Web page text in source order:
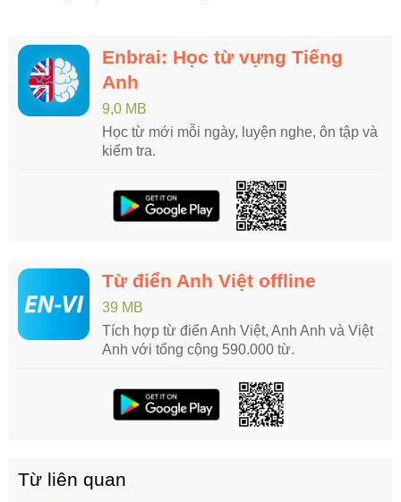
Enbrai: Học từ vựng Tiếng
Anh
9,0 MB
Học từ mới mỗi ngày, luyện nghe, ôn tập và
kiểm tra.
Từ điển Anh Việt offline
39 MB
Tích hợp từ điển Anh Việt, Anh Anh và Việt
Anh với tổng cộng 590.000 từ.
Từ liên quan